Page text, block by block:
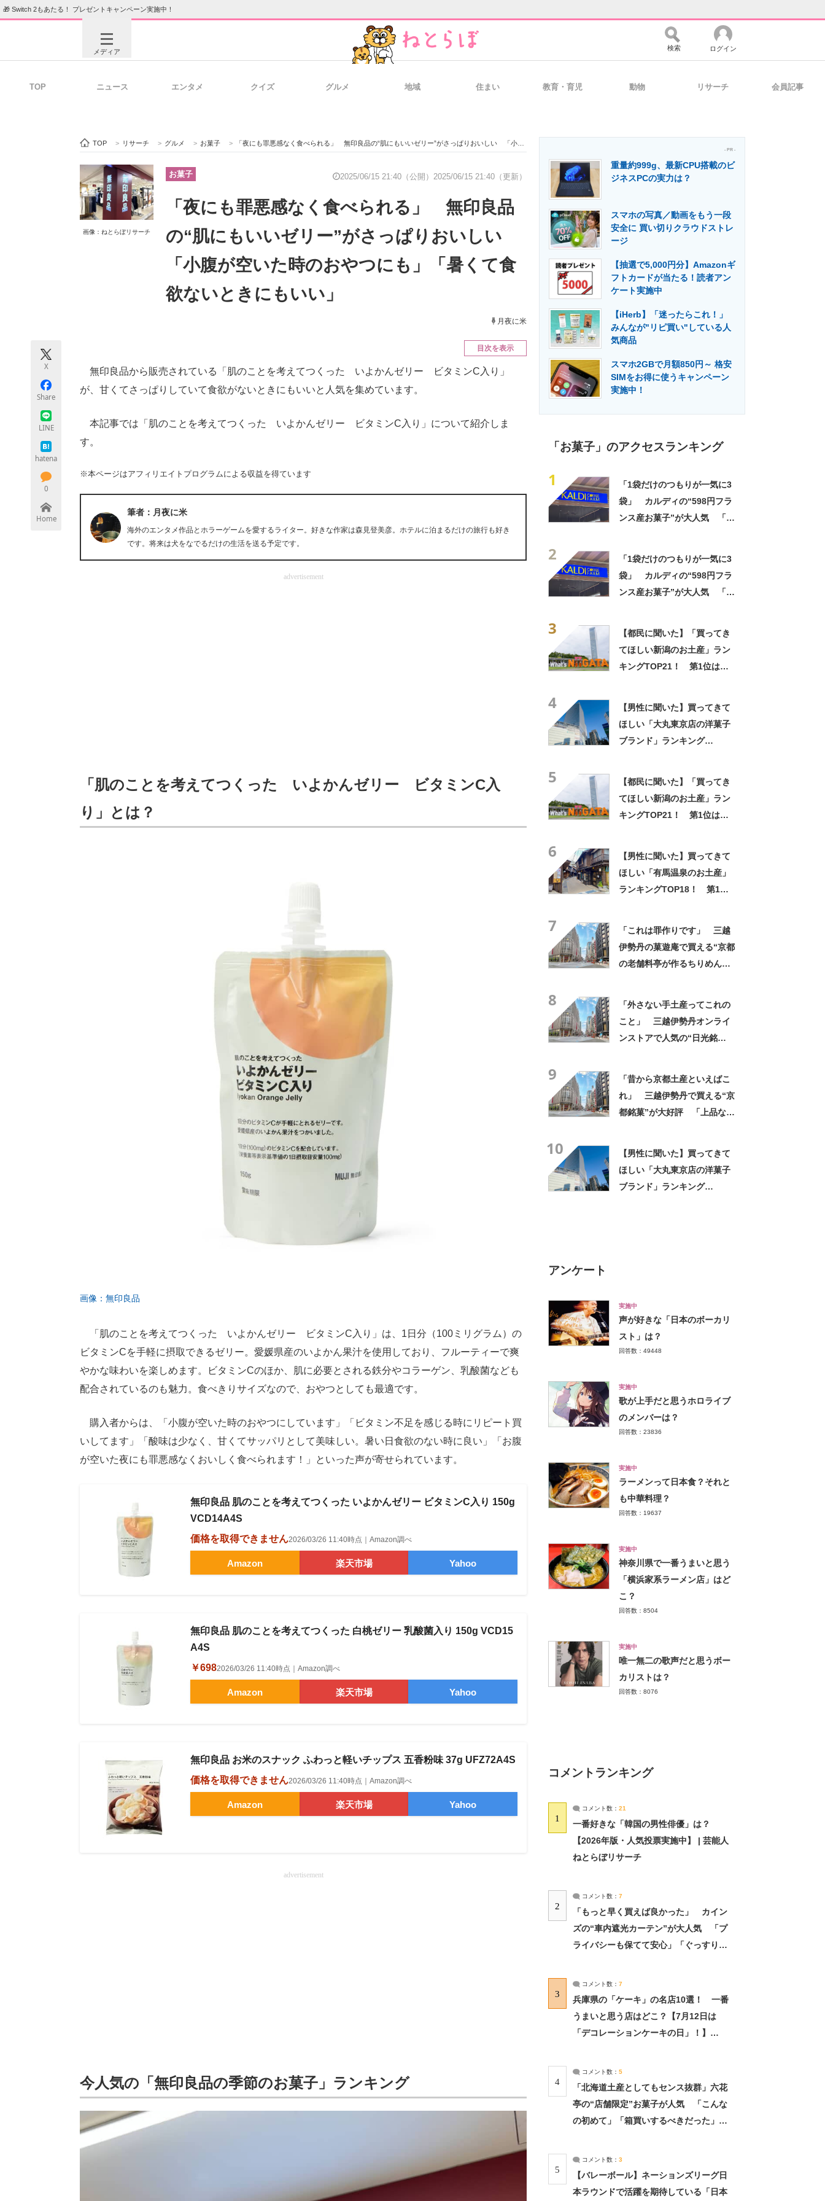
🎁 Switch 2もあたる！ プレゼントキャンペーン実施中！
メディア
ビジネスと働き方のヒント 経営リーダーのコミュニティ マーケ×ITの今がよく分かる
製造業のIT導入・活用を支援
エネルギーの専門メディア 建設×テクノロジーの最前線
検索 ログイン
TOP ニュース エンタメ クイズ グルメ 地域 住まい 教育・育児 動物 リサーチ 会員記事
TOP > リサーチ > グルメ > お菓子 > 「夜にも罪悪感なく食べられる」 無印良品の“肌にもいいゼリー”がさっぱりおいしい 「小腹が空いた時のおやつにも」「暑くて食欲ないときにもいい」
画像：ねとらぼリサーチ
お菓子 2025/06/15 21:40（公開） 2025/06/15 21:40（更新）
「夜にも罪悪感なく食べられる」 無印良品
の“肌にもいいゼリー”がさっぱりおいしい
「小腹が空いた時のおやつにも」「暑くて食
欲ないときにもいい」
月夜に米
X
Share
LINE
hatena
0
Home
目次を表示
無印良品から販売されている「肌のことを考えてつくった いよかんゼリー ビタミンC入り」
が、甘くてさっぱりしていて食欲がないときにもいいと人気を集めています。
本記事では「肌のことを考えてつくった いよかんゼリー ビタミンC入り」について紹介しま
す。
※本ページはアフィリエイトプログラムによる収益を得ています
筆者：月夜に米
海外のエンタメ作品とホラーゲームを愛するライター。好きな作家は森見登美彦。ホテルに泊まるだけの旅行も好き
です。将来は犬をなでるだけの生活を送る予定です。
advertisement
「肌のことを考えてつくった いよかんゼリー ビタミンC入
り」とは？
画像：無印良品
「肌のことを考えてつくった いよかんゼリー ビタミンC入り」は、1日分（100ミリグラム）の
ビタミンCを手軽に摂取できるゼリー。愛媛県産のいよかん果汁を使用しており、フルーティーで爽
やかな味わいを楽しめます。ビタミンCのほか、肌に必要とされる鉄分やコラーゲン、乳酸菌なども
配合されているのも魅力。食べきりサイズなので、おやつとしても最適です。
購入者からは、「小腹が空いた時のおやつにしています」「ビタミン不足を感じる時にリピート買
いしてます」「酸味は少なく、甘くてサッパリとして美味しい。暑い日食欲のない時に良い」「お腹
が空いた夜にも罪悪感なくおいしく食べられます！」といった声が寄せられています。
無印良品 肌のことを考えてつくった いよかんゼリー ビタミンC入り 150g
VCD14A4S
価格を取得できません2026/03/26 11:40時点｜Amazon調べ
Amazon 楽天市場 Yahoo
無印良品 肌のことを考えてつくった 白桃ゼリー 乳酸菌入り 150g VCD15
A4S
￥6982026/03/26 11:40時点｜Amazon調べ
Amazon 楽天市場 Yahoo
無印良品 お米のスナック ふわっと軽いチップス 五香粉味 37g UFZ72A4S
価格を取得できません2026/03/26 11:40時点｜Amazon調べ
Amazon 楽天市場 Yahoo
advertisement
今人気の「無印良品の季節のお菓子」ランキング
- PR -
重量約999g、最新CPU搭載のビ
ジネスPCの実力は？
スマホの写真／動画をもう一段
安全に 買い切りクラウドストレ
ージ
【抽選で5,000円分】Amazonギ
フトカードが当たる！読者アン
ケート実施中
【iHerb】「迷ったらこれ！」
みんなが"リピ買い"している人
気商品
スマホ2GBで月額850円～ 格安
SIMをお得に使うキャンペーン
実施中！
「お菓子」のアクセスランキング
1
「1袋だけのつもりが一気に3
袋」 カルディの“598円フラ
ンス産お菓子”が大人気 「デ
2
「1袋だけのつもりが一気に3
袋」 カルディの“598円フラ
ンス産お菓子”が大人気 「デ
3
【都民に聞いた】「買ってき
てほしい新潟のお土産」ラン
キングTOP21！ 第1位は
4
【男性に聞いた】買ってきて
ほしい「大丸東京店の洋菓子
ブランド」ランキング
5
【都民に聞いた】「買ってき
てほしい新潟のお土産」ラン
キングTOP21！ 第1位は
6
【男性に聞いた】買ってきて
ほしい「有馬温泉のお土産」
ランキングTOP18！ 第1位
7
「これは罪作りです」 三越
伊勢丹の菓遊庵で買える“京都
の老舗料亭が作るちりめんナ
8
「外さない手土産ってこれの
こと」 三越伊勢丹オンライ
ンストアで人気の“日光銘
9
「昔から京都土産といえばこ
れ」 三越伊勢丹で買える“京
都銘菓”が大好評 「上品な甘
10
【男性に聞いた】買ってきて
ほしい「大丸東京店の洋菓子
ブランド」ランキング
アンケート
実施中
声が好きな「日本のボーカリ
スト」は？
回答数：49448
実施中
歌が上手だと思うホロライブ
のメンバーは？
回答数：23836
実施中
ラーメンって日本食？それと
も中華料理？
回答数：19637
実施中
神奈川県で一番うまいと思う
「横浜家系ラーメン店」はど
こ？
回答数：8504
実施中
唯一無二の歌声だと思うボー
カリストは？
回答数：8076
コメントランキング
1
コメント数： 21
一番好きな「韓国の男性俳優」は？
【2026年版・人気投票実施中】 | 芸能人
ねとらぼリサーチ
2
コメント数： 7
「もっと早く買えば良かった」 カイン
ズの“車内遮光カーテン”が大人気 「プ
ライバシーも保てて安心」「ぐっすり眠
3
コメント数： 7
兵庫県の「ケーキ」の名店10選！ 一番
うまいと思う店はどこ？【7月12日は
「デコレーションケーキの日」！】
4
コメント数： 5
「北海道土産としてもセンス抜群」六花
亭の“店舗限定”お菓子が人気 「こんな
の初めて」「箱買いするべきだった」
5
コメント数： 3
【バレーボール】ネーションズリーグ日
本ラウンドで活躍を期待している「日本